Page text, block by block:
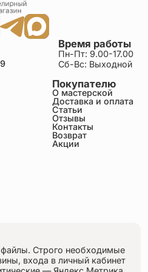
Покупателю
О мастерской
Доставка и оплата
Статьи
Отзывы
Контакты
Возврат
Акции
Время работы
Пн-Пт: 9.00-17.00
Сб-Вс: Выходной
данных
Строго необходимые
входа в личный кабинет